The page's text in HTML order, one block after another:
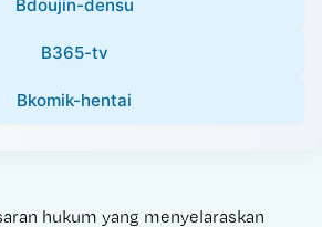
Bdoujin-densu
B365-tv
Bkomik-hentai
hukum yang menyelaraskan